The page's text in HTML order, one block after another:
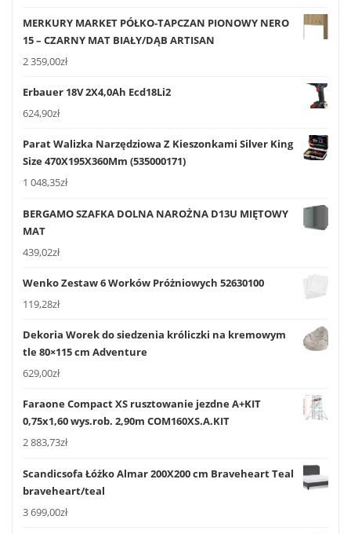
MERKURY MARKET PÓŁKO-TAPCZAN PIONOWY NERO
15 – CZARNY MAT BIAŁY/DĄB ARTISAN
2 359,00zł
Erbauer 18V 2X4,0Ah Ecd18Li2
624,90zł
Parat Walizka Narzędziowa Z Kieszonkami Silver King
Size 470X195X360Mm (535000171)
1 048,35zł
BERGAMO SZAFKA DOLNA NAROŻNA D13U MIĘTOWY
MAT
439,02zł
Wenko Zestaw 6 Worków Próżniowych 52630100
119,28zł
Dekoria Worek do siedzenia króliczki na kremowym
tle 80×115 cm Adventure
629,00zł
Faraone Compact XS rusztowanie jezdne A+KIT
0,75x1,60 wys.rob. 2,90m COM160XS.A.KIT
2 883,73zł
Scandicsofa Łóżko Almar 200X200 cm Braveheart Teal
braveheart/teal
3 699,00zł